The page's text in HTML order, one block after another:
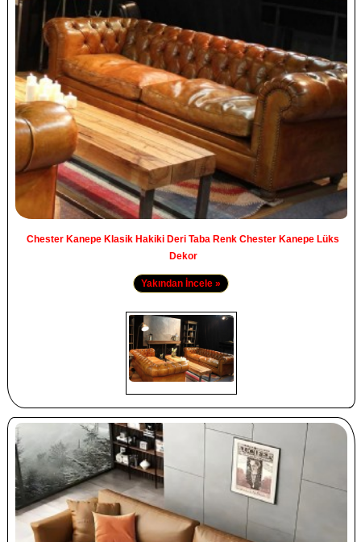
Chester Kanepe Klasik Hakiki Deri Taba Renk Chester Kanepe Lüks
Dekor
Yakından İncele »